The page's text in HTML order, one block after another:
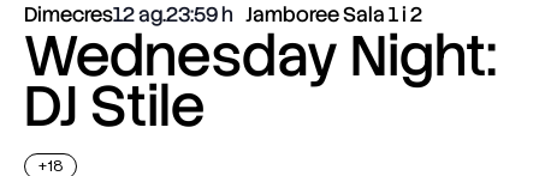
Dimecres12 ag.23:59 Jamboree Sala 1 i 2
Wednesday Night:
DJ Stile
+18